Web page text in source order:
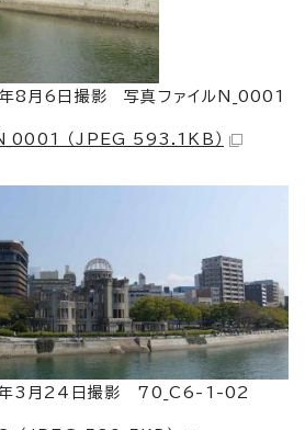
8月6日撮影 写真ファイルN_0001
（JPEG 593.1KB）
3月24日撮影 70_C6-1-02